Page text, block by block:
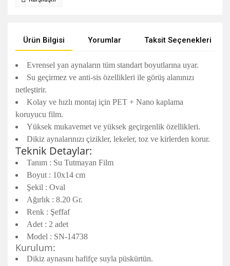
Ürün Bilgisi Yorumlar Taksit Seçenekleri
Evrensel yan aynaların tüm standart boyutlarına uyar.
Su geçirmez ve anti-sis özellikleri ile görüş alanınızı
netleştirir.
Kolay ve hızlı montaj için PET + Nano kaplama
koruyucu film.
Yüksek mukavemet ve yüksek geçirgenlik özellikleri.
Dikiz aynalarınızı çizikler, lekeler, toz ve kirlerden korur.
Teknik Detaylar:
Tanım : Su Tutmayan Film
Boyut : 10x14 cm
Şekil : Oval
Ağırlık : 8.20 Gr.
Renk : Şeffaf
Adet : 2 adet
Model : SN-14738
Kurulum:
Dikiz aynasını hafifçe suyla püskürtün.